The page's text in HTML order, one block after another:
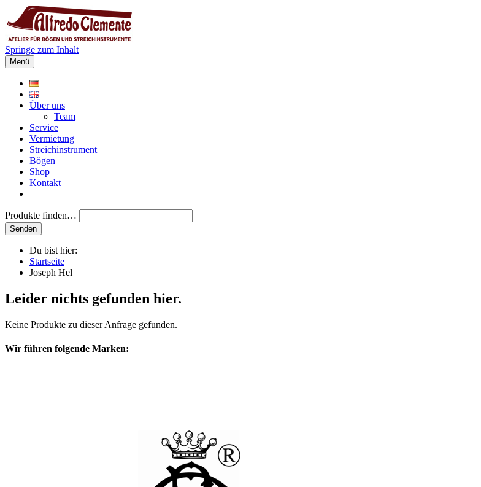
Springe zum Inhalt
Menü
Über uns
Team
Service
Vermietung
Streichinstrument
Bögen
Shop
Kontakt
Produkte finden…
Du bist hier:
Startseite
Joseph Hel
Leider nichts gefunden hier.
Keine Produkte zu dieser Anfrage gefunden.
Wir führen folgende Marken: